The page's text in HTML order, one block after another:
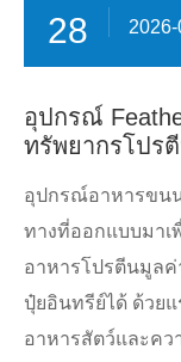
28 2026-
อุปกรณ์
ทรัพยากรโปร
อุปกรณ์อาหารขน
ทางที่ออกแบบมาเ
อาหารโปรตีนมูล
ปุ๋ยอินทรีย์ได้ ด้วย
อาหารสัตว์และคว